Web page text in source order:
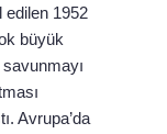
edilen 1952
büyük
Avrupa’da